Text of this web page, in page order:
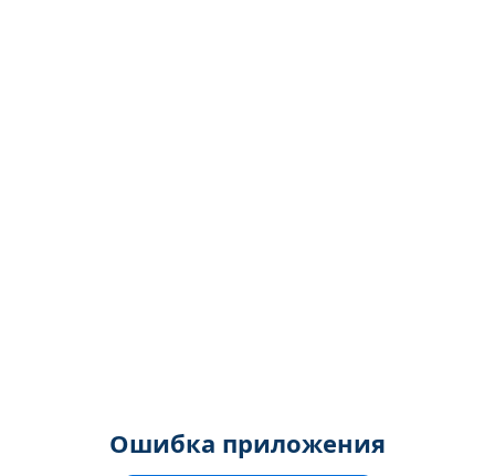
Ошибка приложения